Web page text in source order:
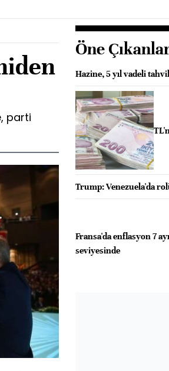
parti
Öne
Hazine, 5 yıl vadeli
Trump: Venezuela'da
Fransa'da enflasyon 7
seviyesinde